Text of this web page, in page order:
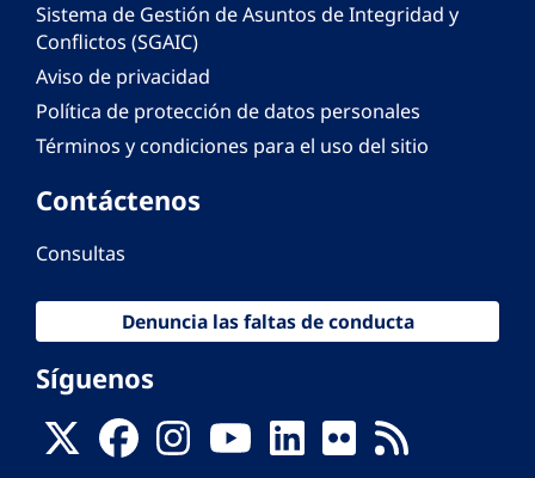
Sistema de Gestión de Asuntos de Integridad y
Conflictos (SGAIC)
Aviso de privacidad
Política de protección de datos personales
Términos y condiciones para el uso del sitio
Contáctenos
Consultas
Denuncia las faltas de conducta
Síguenos